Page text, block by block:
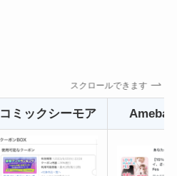
スクロールできます
コミックシーモア Ameba